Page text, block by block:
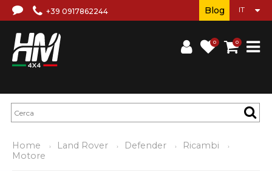
+39 0917862244
0 0
Blog
Home Land Rover Defender
Ricambi
Motore